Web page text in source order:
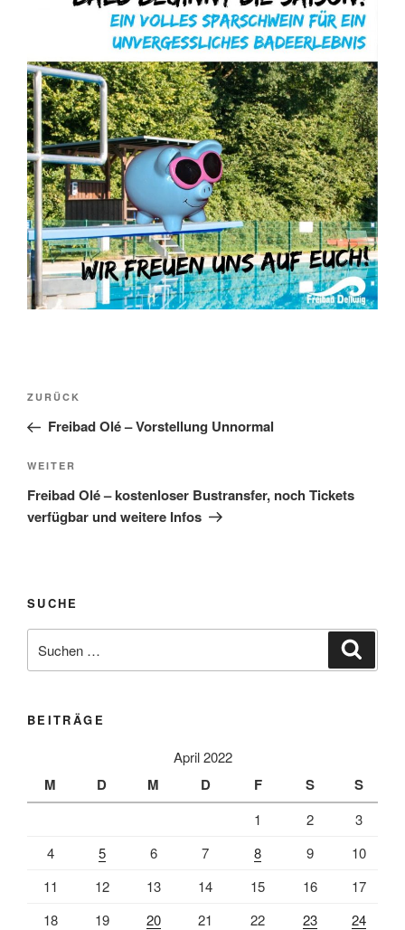
Beitragsnavigation
Vorheriger
Beitrag
ZURÜCK
Freibad Olé – Vorstellung Unnormal
Nächster
Beitrag
WEITER
Freibad Olé – kostenloser Bustransfer, noch Tickets
verfügbar und weitere Infos
SUCHE
nach:
BEITRÄGE
April 2022
M D M D F S S
1 2
3
4
5 6 7 8 9
10
11
12 13 14 15 16
17
18
19 20 21 22 23
24